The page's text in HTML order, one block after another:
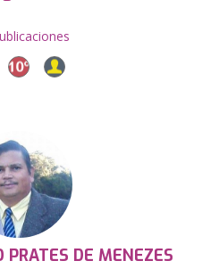
PRATES DE MENEZES